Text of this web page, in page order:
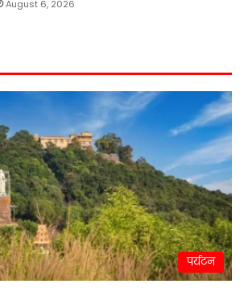
August 6, 2026
पर्यटन